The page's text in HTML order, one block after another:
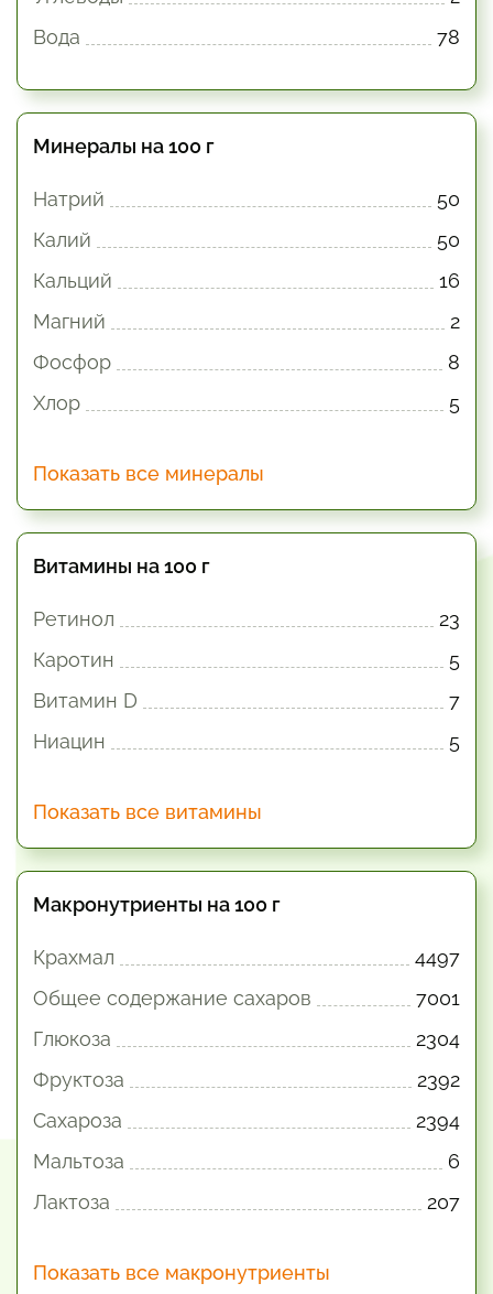
Вода
78
Минералы на 100 г
Натрий
50
Калий
50
Кальций
16
Магний
2
Фосфор
8
Хлор
5
Показать все минералы
Витамины на 100 г
Ретинол
23
Каротин
5
Витамин D
7
Ниацин
5
Показать все витамины
Макронутриенты на 100 г
Крахмал
4497
Общее содержание сахаров
7001
Глюкоза
2304
Фруктоза
2392
Сахароза
2394
Мальтоза
6
Лактоза
207
Показать все макронутриенты